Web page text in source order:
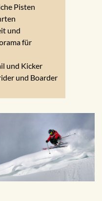
Pisten
und
für
und Kicker
und Boarder